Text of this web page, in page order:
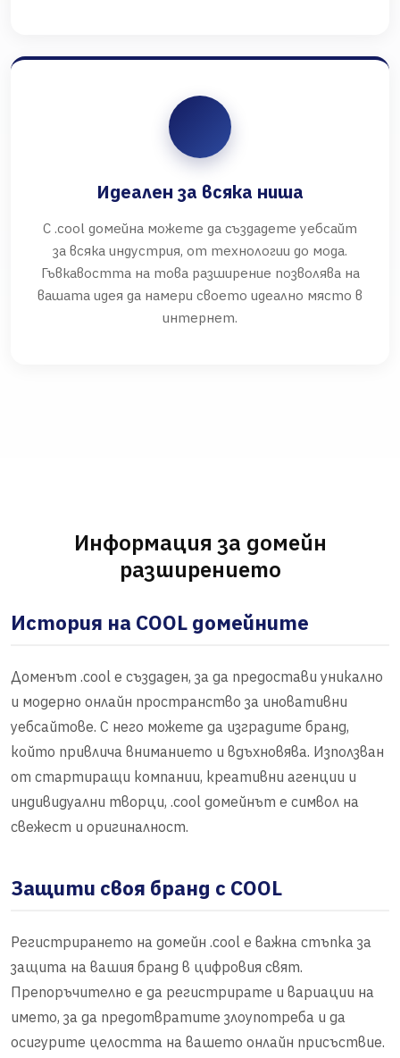
Идеален за всяка ниша
С .cool домейна можете да създадете уебсайт
за всяка индустрия, от технологии до мода.
Гъвкавостта на това разширение позволява на
вашата идея да намери своето идеално място в
интернет.
Информация за домейн
разширението
История на COOL домейните
Доменът .cool е създаден, за да предостави уникално
и модерно онлайн пространство за иновативни
уебсайтове. С него можете да изградите бранд,
който привлича вниманието и вдъхновява. Използван
от стартиращи компании, креативни агенции и
индивидуални творци, .cool домейнът е символ на
свежест и оригиналност.
Защити своя бранд с COOL
Регистрирането на домейн .cool е важна стъпка за
защита на вашия бранд в цифровия свят.
Препоръчително е да регистрирате и вариации на
името, за да предотвратите злоупотреба и да
осигурите целостта на вашето онлайн присъствие.